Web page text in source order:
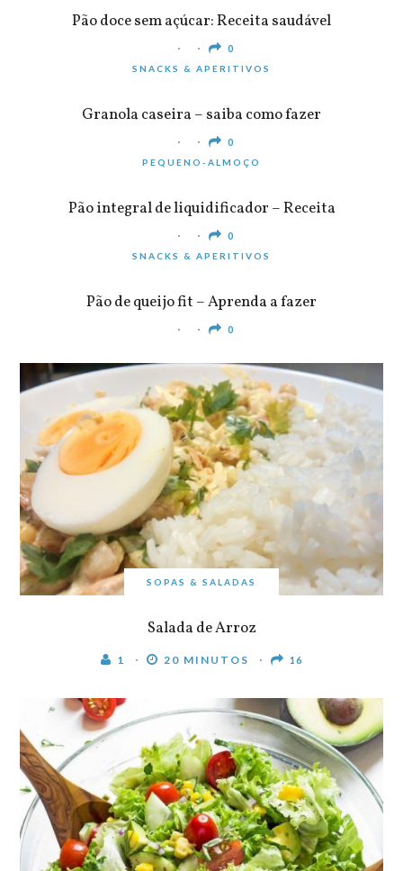
Pão doce sem açúcar: Receita saudável
0
SNACKS & APERITIVOS
Granola caseira – saiba como fazer
0
PEQUENO-ALMOÇO
Pão integral de liquidificador – Receita
0
SNACKS & APERITIVOS
Pão de queijo fit – Aprenda a fazer
0
SOPAS & SALADAS
Salada de Arroz
1 20 MINUTOS 16